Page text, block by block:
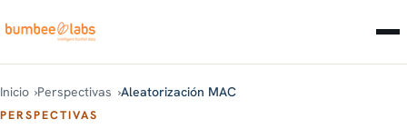
Inicio Perspectivas Aleatorización MAC
PERSPECTIVAS